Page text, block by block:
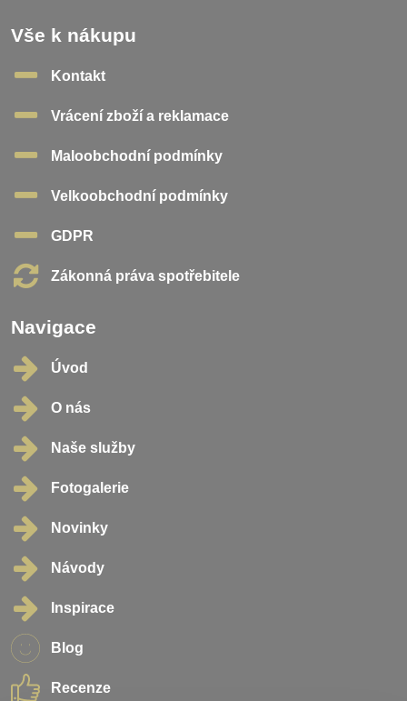
Vše k nákupu
Kontakt
Vrácení zboží a reklamace
Maloobchodní podmínky
Velkoobchodní podmínky
GDPR
Zákonná práva spotřebitele
Navigace
Úvod
O nás
Naše služby
Fotogalerie
Novinky
Návody
Inspirace
Blog
Recenze